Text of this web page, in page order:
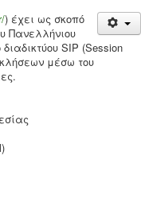
) έχει ως σκοπό
Πανελλήνιου
SIP (Session
μέσω του